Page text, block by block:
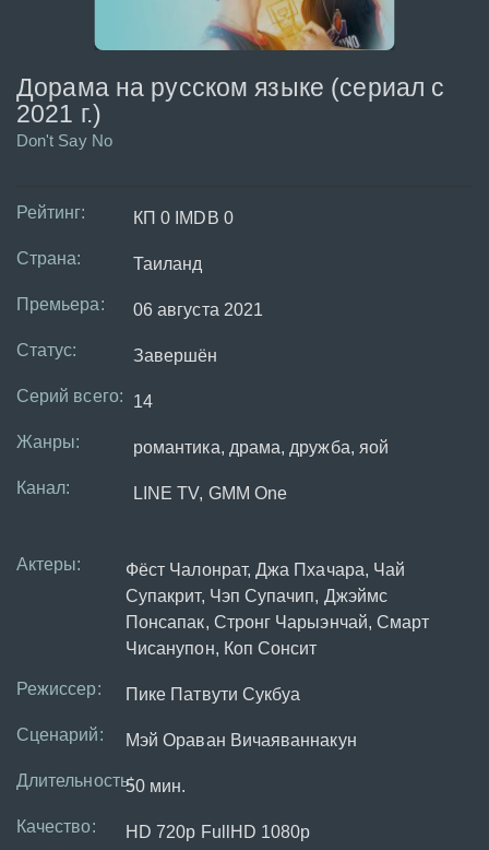
Дорама на русском языке (сериал с
2021 г.)
Don't Say No
Рейтинг: КП 0 IMDB 0
Страна: Таиланд
Премьера: 06 августа 2021
Статус: Завершён
Серий всего: 14
Жанры: романтика, драма, дружба, яой
Канал: LINE TV, GMM One
Актеры:
Фёст Чалонрат, Джа Пхачара, Чай
Супакрит, Чэп Супачип, Джэймс
Понсапак, Стронг Чарыэнчай, Смарт
Чисанупон, Коп Сонсит
Режиссер: Пике Патвути Сукбуа
Сценарий: Мэй Ораван Вичаяваннакун
Длительность:50 мин.
Качество: HD 720p FullHD 1080p